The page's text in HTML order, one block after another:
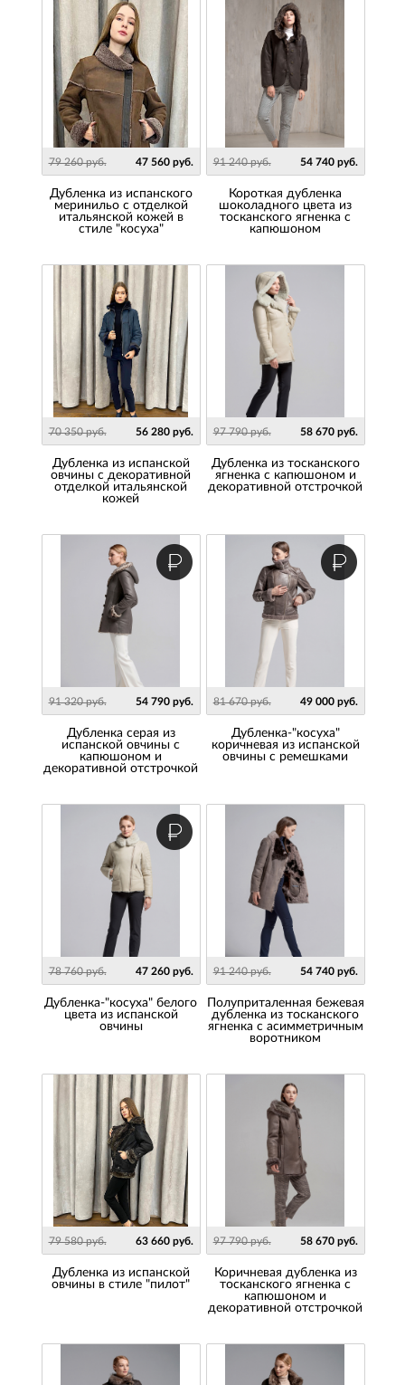
79 260 руб. 47 560 руб.
Дубленка из испанского
меринильо с отделкой
итальянской кожей в
стиле "косуха"
91 240 руб. 54 740 руб.
Короткая дубленка
шоколадного цвета из
тосканского ягненка с
капюшоном
70 350 руб. 56 280 руб.
Дубленка из испанской
овчины с декоративной
отделкой итальянской
кожей
97 790 руб. 58 670 руб.
дубленка из тосканского
ягненка с капюшоном и
декоративной отстрочкой
91 320 руб. 54 790 руб.
Дубленка серая из
испанской овчины с
капюшоном и
декоративной отстрочкой
81 670 руб. 49 000 руб.
Дубленка-"косуха"
коричневая из испанской
овчины с ремешками
78 760 руб. 47 260 руб.
Дубленка-"косуха" белого
цвета из испанской
овчины
91 240 руб. 54 740 руб.
дубленка из тосканского
ягненка с асимметричным
воротником
79 580 руб. 63 660 руб.
Дубленка из испанской
овчины в стиле "пилот"
97 790 руб. 58 670 руб.
Коричневая дубленка из
тосканского ягненка с
капюшоном и
декоративной отстрочкой